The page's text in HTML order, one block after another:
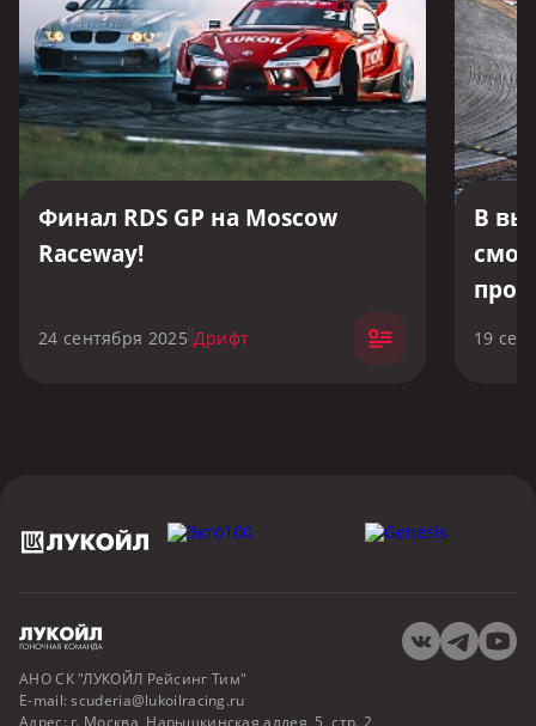
Финал RDS GP на Moscow
Raceway!
24 сентября 2025 Дрифт
В
19
АНО СК "ЛУКОЙЛ Рейсинг Тим"
E-mail: scuderia@lukoilracing.ru